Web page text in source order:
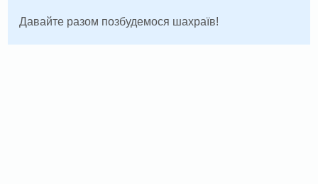
Давайте разом позбудемося шахраїв!